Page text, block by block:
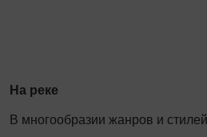
На реке
В многообразии жанров и